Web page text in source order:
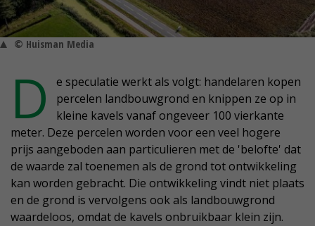
© Huisman Media
D
e speculatie werkt als volgt: handelaren kopen
percelen landbouwgrond en knippen ze op in
kleine kavels vanaf ongeveer 100 vierkante
meter. Deze percelen worden voor een veel hogere
prijs aangeboden aan particulieren met de 'belofte' dat
de waarde zal toenemen als de grond tot ontwikkeling
kan worden gebracht. Die ontwikkeling vindt niet plaats
en de grond is vervolgens ook als landbouwgrond
waardeloos, omdat de kavels onbruikbaar klein zijn.